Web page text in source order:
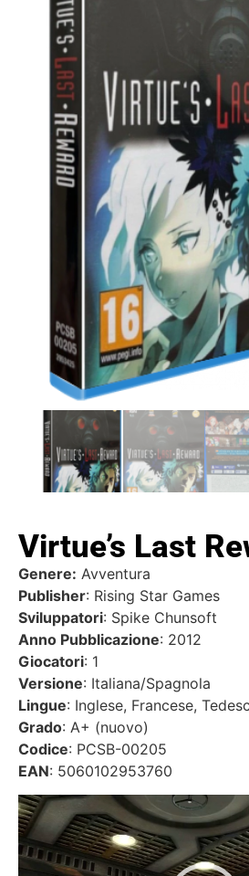
Virtue’s Last
Genere: Avventura
Publisher: Rising Star Games
Sviluppatori: Spike Chunsoft
Anno Pubblicazione: 2012
Giocatori: 1
Versione: Italiana/Spagnola
Lingue: Inglese, Francese,
Grado: A+ (nuovo)
Codice: PCSB-00205
EAN: 5060102953760
Video
Player